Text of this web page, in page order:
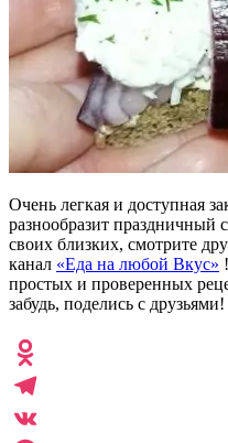
Очень легкая и доступная
разнообразит праздничный
своих близких, смотрите
канал «Еда на любой Вкус»
простых и проверенных
забудь, поделись с друзьями!